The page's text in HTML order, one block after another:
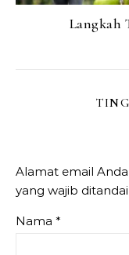
Langkah
Alamat email
yang wajib ditandai
Nama *